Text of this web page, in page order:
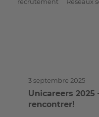
3 septembre 2025
Unicareers 2025
rencontrer!